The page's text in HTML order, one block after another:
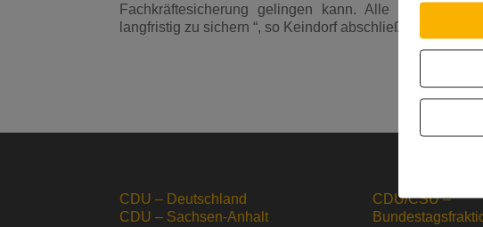
Fachkräftesicherung gelingen kann. Alle
langfristig zu sichern “, so Keindorf abschließend.
CDU – Deutschland
CDU – Sachsen-Anhalt
CDU/CSU –